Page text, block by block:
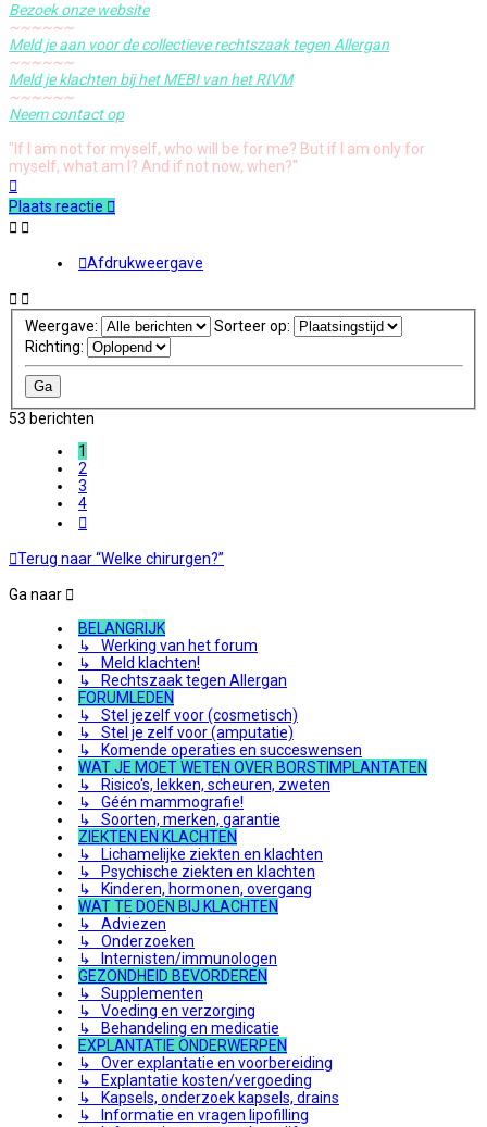
Bezoek onze website
~~~~~~
Meld je aan voor de collectieve rechtszaak tegen Allergan
~~~~~~
Meld je klachten bij het MEBI van het RIVM
~~~~~~
Neem contact op
"If I am not for myself, who will be for me? But if I am only for
myself, what am I? And if not now, when?"
Plaats reactie
Afdrukweergave
Weergave:
Sorteer op:
Richting:
53 berichten
1
2
3
4
Terug naar “Welke chirurgen?”
Ga naar
BELANGRIJK
↳ Werking van het forum
↳ Meld klachten!
↳ Rechtszaak tegen Allergan
FORUMLEDEN
↳ Stel jezelf voor (cosmetisch)
↳ Stel je zelf voor (amputatie)
↳ Komende operaties en succeswensen
WAT JE MOET WETEN OVER BORSTIMPLANTATEN
↳ Risico's, lekken, scheuren, zweten
↳ Géén mammografie!
↳ Soorten, merken, garantie
ZIEKTEN EN KLACHTEN
↳ Lichamelijke ziekten en klachten
↳ Psychische ziekten en klachten
↳ Kinderen, hormonen, overgang
WAT TE DOEN BIJ KLACHTEN
↳ Adviezen
↳ Onderzoeken
↳ Internisten/immunologen
GEZONDHEID BEVORDEREN
↳ Supplementen
↳ Voeding en verzorging
↳ Behandeling en medicatie
EXPLANTATIE ONDERWERPEN
↳ Over explantatie en voorbereiding
↳ Explantatie kosten/vergoeding
↳ Kapsels, onderzoek kapsels, drains
↳ Informatie en vragen lipofilling